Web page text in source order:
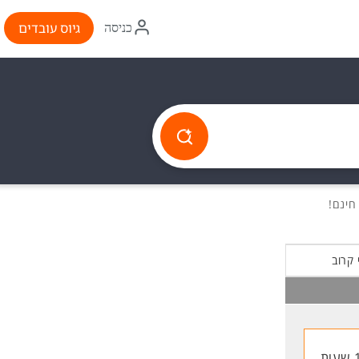
איקון
התחברות
כניסה גיוס עובדים
קרוב